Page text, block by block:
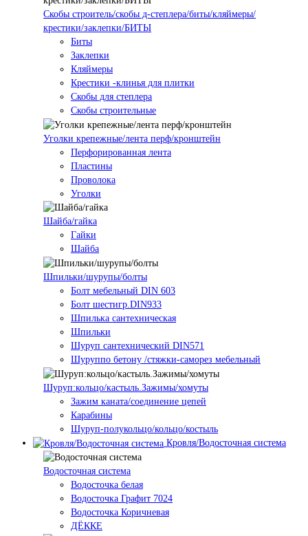
Скобы строитель/скобы д-степлера/биты/кляймеры/
крестики/заклепки/БИТЫ
Биты
Заклепки
Кляймеры
Крестики -клинья для плитки
Скобы для степлера
Скобы строительные
Уголки крепежные/лента перф/кронштейн
Перфорированная лента
Пластины
Проволока
Уголки
Шайба/гайка
Гайки
Шайба
Шпильки/шурупы/болты
Болт мебельный DIN 603
Болт шестигр.DIN933
Шпилька сантехническая
Шпильки
Шуруп сантехнический DIN571
Шуруппо бетону /стяжки-саморез мебельный
Шуруп:кольцо/кастыль.Зажимы/хомуты
Зажим каната/соединение цепей
Карабины
Шуруп-полукольцо/кольцо/костыль
Кровля/Водосточная система
Водосточная система
Водосточка белая
Водосточка Графит 7024
Водосточка Коричневая
ДЁККЕ